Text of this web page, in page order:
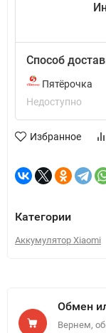
Способ
Пятёрочка
Недоступно
Избранное
Категории
Аккумулятор Xiaomi
Обмен
Вернем,